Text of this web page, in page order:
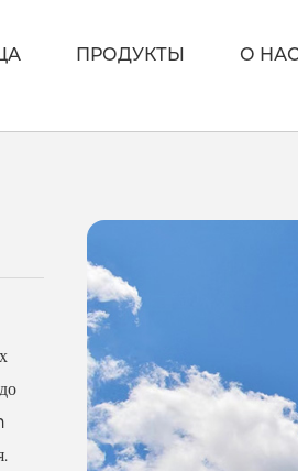
ПРОДУКТЫ О НАС